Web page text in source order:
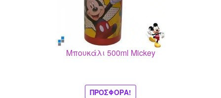
Μπουκάλι 500ml Mickey
ΠΡΟΣΦΟΡΆ!